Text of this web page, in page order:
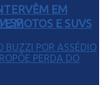
MOTOS E SUVS
EM
SP